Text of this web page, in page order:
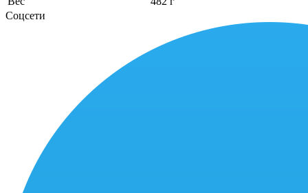
Соцсети